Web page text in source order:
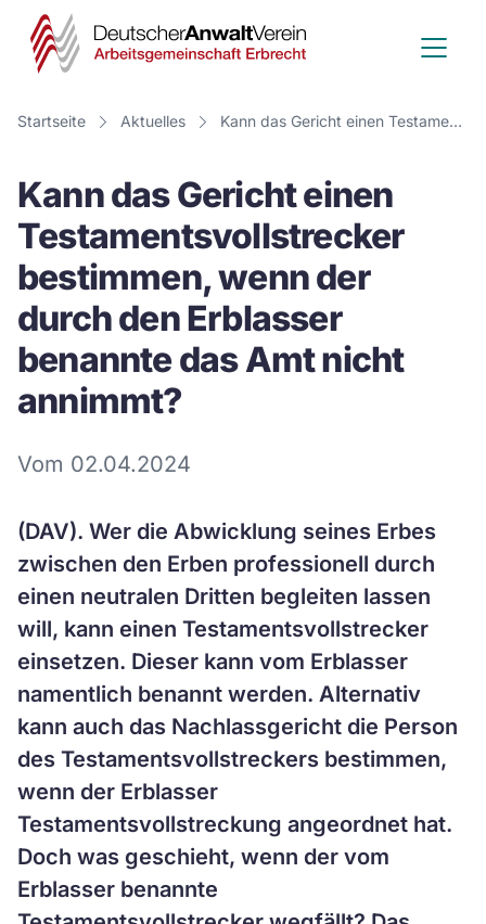
Deutscher
Anwalt
Verein
Erbrecht
Startseite Aktuelles Kann das Gericht einen Testamentsvollstrecker bestimmen, wenn der durch den Erblasser benannte das Amt nicht annimmt?
Kann das Gericht einen
Testamentsvollstrecker
bestimmen, wenn der
durch den Erblasser
benannte das Amt nicht
annimmt?
Vom 02.04.2024
(DAV). Wer die Abwicklung seines Erbes
zwischen den Erben professionell durch
einen neutralen Dritten begleiten lassen
will, kann einen Testamentsvollstrecker
einsetzen. Dieser kann vom Erblasser
namentlich benannt werden. Alternativ
kann auch das Nachlassgericht die Person
des Testamentsvollstreckers bestimmen,
wenn der Erblasser
Testamentsvollstreckung angeordnet hat.
Doch was geschieht, wenn der vom
Erblasser benannte